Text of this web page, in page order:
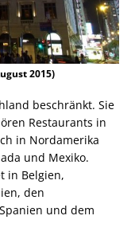
2015)
beschränkt. Sie
Restaurants in
in Nordamerika
und Mexiko.
in Belgien,
den
und dem